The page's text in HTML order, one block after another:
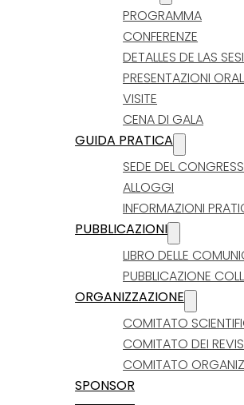
PROGRAMMA
CONFERENZE
DETALLES DE LAS
PRESENTAZIONI
VISITE
CENA DI GALA
GUIDA PRATICA
SEDE DEL
ALLOGGI
INFORMAZIONI
PUBBLICAZIONI
LIBRO DELLE
PUBBLICAZIONE
ORGANIZZAZIONE
COMITATO
COMITATO DEI
COMITATO
SPONSOR